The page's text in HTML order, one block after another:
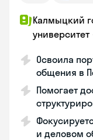
Калмыцкий
университет
Освоила
общения в
Помогает
и деловом